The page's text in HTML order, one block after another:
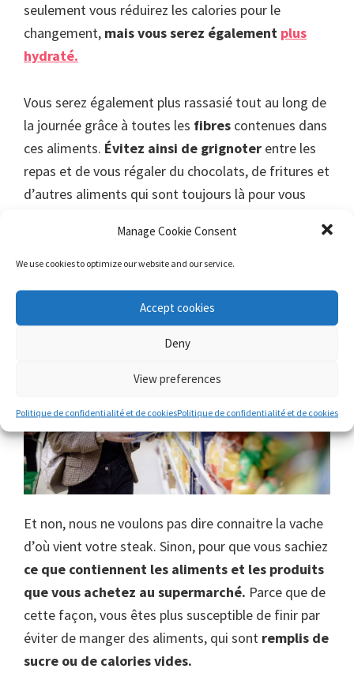
Manage Cookie Consent
We use cookies to optimize our website and our service.
Accept cookies
Deny
View preferences
Politique de confidentialité et de cookiesPolitique de confidentialité et de cookies
seulement vous réduirez les calories pour le
changement, mais vous serez également plus
hydraté.
Vous serez également plus rassasié tout au long de
la journée grâce à toutes les fibres contenues dans
ces aliments. Évitez ainsi de grignoter entre les
repas et de vous régaler du chocolats, de fritures et
d’autres aliments qui sont toujours là pour vous
vérifiez ce que vous mangez
Et non, nous ne voulons pas dire connaitre la vache
d’où vient votre steak. Sinon, pour que vous sachiez
ce que contiennent les aliments et les produits
que vous achetez au supermarché. Parce que de
cette façon, vous êtes plus susceptible de finir par
éviter de manger des aliments, qui sont remplis de
sucre ou de calories vides.